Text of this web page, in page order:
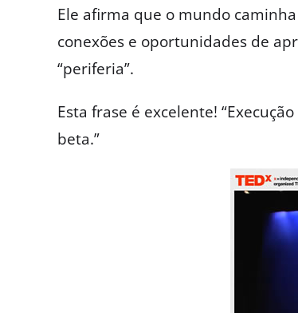
Ele afirma que o mundo
conexões e oportunidades de
“periferia”.
Esta frase é excelente!
beta.”